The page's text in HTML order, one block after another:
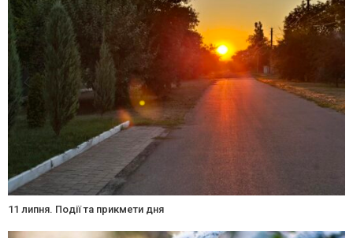
11 липня. Події та прикмети дня